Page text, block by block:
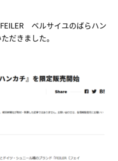
ベルサイユのばらハン
だきました。